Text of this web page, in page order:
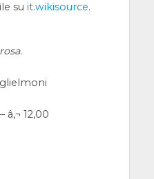
su it.wikisource.
12,00